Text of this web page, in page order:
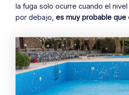
la fuga solo ocurre cuando el
por debajo, es muy probable que